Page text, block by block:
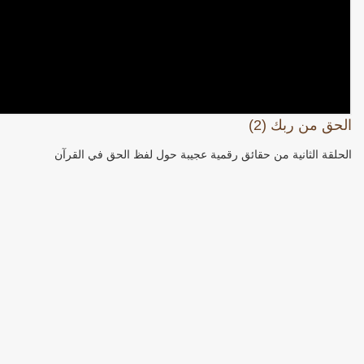
الحق من ربك (2)
الحلقة الثانية من حقائق رقمية عجيبة حول لفظ الحق في القرآن